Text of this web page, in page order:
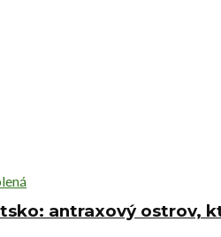
antraxový ostrov,